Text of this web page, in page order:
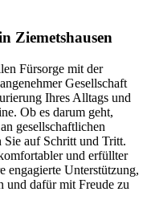
Ziemetshausen
Fürsorge mit der
Gesellschaft
Ihres Alltags und
Ob es darum geht,
gesellschaftlichen
Sie auf Schritt und Tritt.
und erfüllter
engagierte Unterstützung,
und dafür mit Freude zu